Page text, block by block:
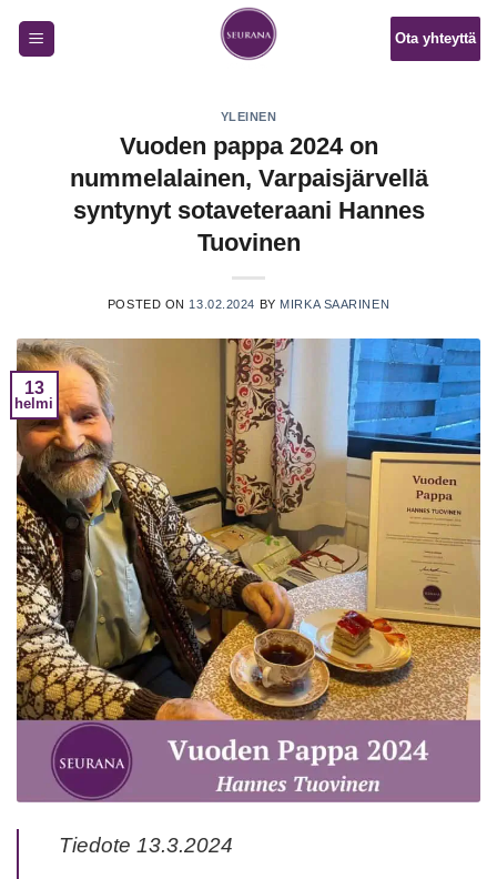
Ota yhteyttä
YLEINEN
Vuoden pappa 2024 on
nummelalainen, Varpaisjärvellä
syntynyt sotaveteraani Hannes
Tuovinen
POSTED ON 13.02.2024 BY MIRKA SAARINEN
13
helmi
Tiedote 13.3.2024